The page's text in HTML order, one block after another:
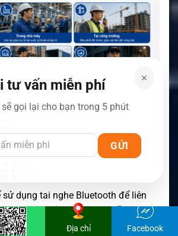
Bluetooth
nối phụ kiện âm thanh không dây
cấu hình phù hợp.
sử dụng tai nghe Bluetooth để liên
dây. Tính năng này hữu ích với
lái phương tiện hoặc thao tác
tư vấn miễn phí
gọi lại cho bạn trong 5 phút
Địa chỉ Facebook